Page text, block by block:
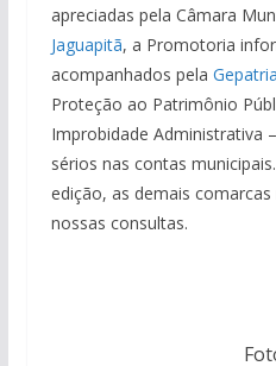
apreciadas pela Câmara
Jaguapitã, a Promotoria
acompanhados pela Gepatria
Proteção ao Patrimônio
Improbidade Administrativa
sérios nas contas
edição, as demais
nossas consultas.